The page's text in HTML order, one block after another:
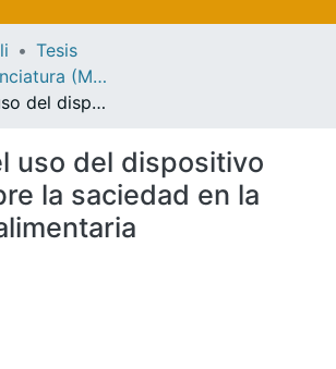
Inicio
& Collections
Statistics
Bibliotecas
Tesis
Tesis de Licenciatura (Mexicali)
Efectos del uso del dispositivo celular sobre la saciedad en la conducta alimentaria
uso del dispositivo
la saciedad en la